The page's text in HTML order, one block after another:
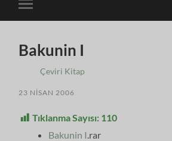
Toggle
mobile
Bakunin I
Çeviri Kitap
23 NISAN 2006
Tıklanma Sayısı: 110
Bakunin I .rar